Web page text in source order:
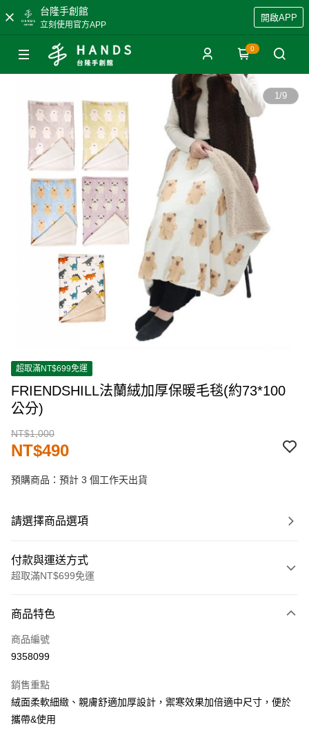
台隆手創館
立刻使用官方APP
開啟APP
0
1/9
超取滿NT$699免運
FRIENDSHILL法蘭絨加厚保暖毛毯(約73*100
公分)
NT$1,000
NT$490
預購商品：預計 3 個工作天出貨
請選擇商品選項
付款與運送方式
超取滿NT$699免運
信用卡一次付款
超商取貨付款
街口支付
悠遊付
商品特色
商品編號
9358099
銷售重點
絨面柔軟細緻、親膚舒適加厚設計，禦寒效果加倍適中尺寸，便於
攜帶&使用